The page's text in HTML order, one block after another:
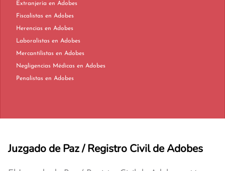
Extranjería en Adobes
Fiscalistas en Adobes
Herencias en Adobes
Laboralistas en Adobes
Mercantilistas en Adobes
Negligencias Médicas en Adobes
Penalistas en Adobes
Juzgado de Paz / Registro Civil de Adobes